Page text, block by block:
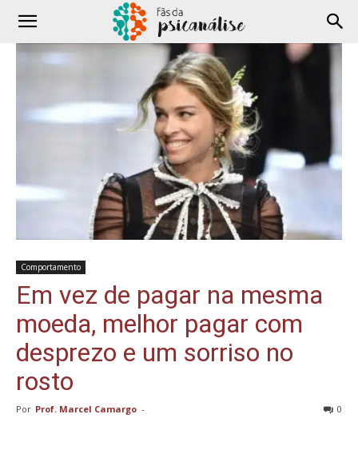
Comportamento
Em vez de pagar na mesma
moeda, melhor pagar com
desprezo e um sorriso no
rosto
Por Prof. Marcel Camargo - 0